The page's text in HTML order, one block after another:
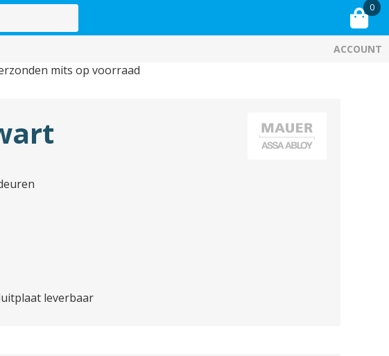
0
ACCOUNT
mits op voorraad
leverbaar